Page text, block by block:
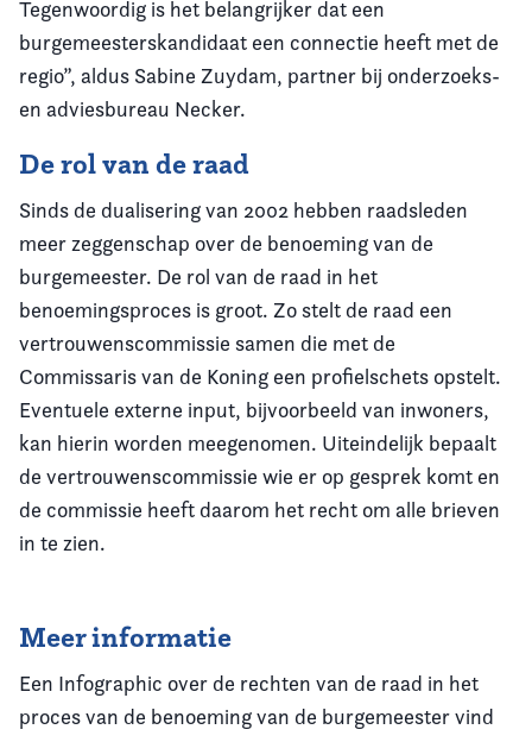
Tegenwoordig is het belangrijker dat een
burgemeesterskandidaat een connectie heeft met de
regio”, aldus Sabine Zuydam, partner bij onderzoeks-
en adviesbureau Necker.
De rol van de raad
Sinds de dualisering van 2002 hebben raadsleden
meer zeggenschap over de benoeming van de
burgemeester. De rol van de raad in het
benoemingsproces is groot. Zo stelt de raad een
vertrouwenscommissie samen die met de
Commissaris van de Koning een profielschets opstelt.
Eventuele externe input, bijvoorbeeld van inwoners,
kan hierin worden meegenomen. Uiteindelijk bepaalt
de vertrouwenscommissie wie er op gesprek komt en
de commissie heeft daarom het recht om alle brieven
in te zien.
Meer informatie
Een Infographic over de rechten van de raad in het
proces van de benoeming van de burgemeester vind